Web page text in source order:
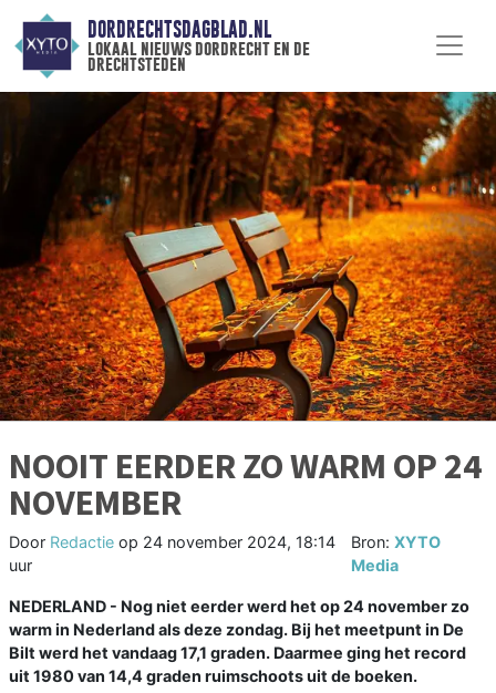
DORDRECHTSDAGBLAD.NL
lokaal nieuws dordrecht en de
drechtsteden
NOOIT EERDER ZO WARM OP 24
NOVEMBER
Door Redactie op 24 november 2024, 18:14
uur
Bron:XYTO
Media
NEDERLAND - Nog niet eerder werd het op 24 november zo
warm in Nederland als deze zondag. Bij het meetpunt in De
Bilt werd het vandaag 17,1 graden. Daarmee ging het record
uit 1980 van 14,4 graden ruimschoots uit de boeken.